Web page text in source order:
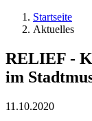
Startseite
Aktuelles
RELIEF -
im
11.10.2020